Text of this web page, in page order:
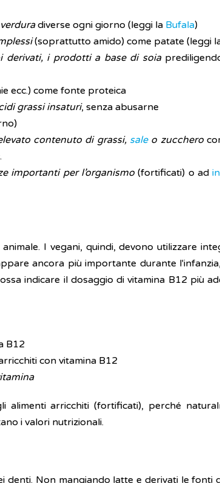
diverse ogni giorno (leggi la Bufala)
(soprattutto amido) come patate (leggi
derivati, i prodotti a base di soia
ecc.) come fonte proteica
grassi insaturi, senza abusarne
contenuto di grassi, saleo zucchero
importanti per l’organismo(fortificati) o ad
I vegani, quindi, devono utilizzare
ancora più importante durante
indicare il dosaggio di vitamina B12 più
B12
con vitamina B12
alimenti arricchiti (fortificati), perché
i valori nutrizionali.
denti. Non mangiando latte e derivati le